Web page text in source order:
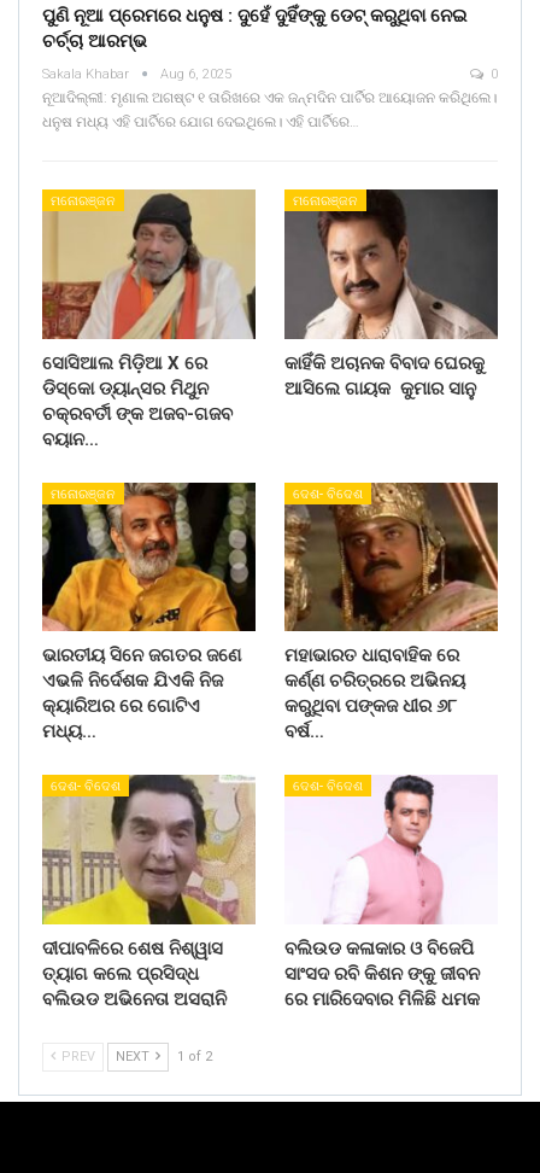
ପୁଣି ନୂଆ ପ୍ରେମରେ ଧନୁଷ : ଦୁହେଁ ଦୁହିଁଙ୍କୁ ଡେଟ୍ କରୁଥିବା ନେଇ
ଚର୍ଚ୍ଚା ଆରମ୍ଭ
Sakala Khabar Aug 6, 2025 0
ନୂଆଦିଲ୍ଲୀ: ମୃଣାଲ ଅଗଷ୍ଟ ୧ ତାରିଖରେ ଏକ ଜନ୍ମଦିନ ପାର୍ଟିର ଆୟୋଜନ କରିଥିଲେ।
ଧନୁଷ ମଧ୍ୟ ଏହି ପାର୍ଟିରେ ଯୋଗ ଦେଇଥିଲେ। ଏହି ପାର୍ଟିରେ…
ମନୋରଞ୍ଜନ
ସୋସିଆଲ ମିଡ଼ିଆ X ରେ
ଡିସ୍କୋ ଡ୍ୟାନ୍ସର ମିଥୁନ
ଚକ୍ରବର୍ତୀ ଙ୍କ ଅଜବ-ଗଜବ
ବୟାନ…
ମନୋରଞ୍ଜନ
କାହିଁକି ଅଚାନକ ବିବାଦ ଘେରକୁ
ଆସିଲେ ଗାୟକ କୁମାର ସାନୁ
ମନୋରଞ୍ଜନ
ଭାରତୀୟ ସିନେ ଜଗତର ଜଣେ
ଏଭଳି ନିର୍ଦେଶକ ଯିଏକି ନିଜ
କ୍ୟାରିଅର ରେ ଗୋଟିଏ
ମଧ୍ୟ…
ଦେଶ- ବିଦେଶ
ମହାଭାରତ ଧାରାବାହିକ ରେ
କର୍ଣ୍ଣ ଚରିତ୍ରରେ ଅଭିନୟ
କରୁଥିବା ପଙ୍କଜ ଧୀର ୬୮
ବର୍ଷ…
ଦେଶ- ବିଦେଶ
ଦୀପାବଳିରେ ଶେଷ ନିଶ୍ୱାସ
ତ୍ୟାଗ କଲେ ପ୍ରସିଦ୍ଧ
ବଲିଉଡ ଅଭିନେତା ଅସରାନି
ଦେଶ- ବିଦେଶ
ବଲିଉଡ କଳାକାର ଓ ବିଜେପି
ସାଂସଦ ରବି କିଶନ ଙ୍କୁ ଜୀବନ
ରେ ମାରିଦେବାର ମିଳିଛି ଧମକ
PREV NEXT 1 of 2